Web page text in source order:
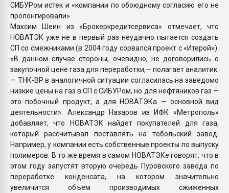
СИБУРом истек и «компании по обоюдному согласию его не
пролонгировали».
Максим Шеин из «Брокеркредитсервиса» отмечает, что
НОВАТЭК уже не в первый раз неудачно пытается создать
СП со смежниками (в 2004 году сорвался проект с «Итерой»).
«В данном случае стороны, очевидно, не договорились о
закупочной цене газа для переработки,— полагает аналитик.
— ТНК-ВР в аналогичной ситуации согласилась на заведомо
низкие цены на газ в СП с СИБУРом, но для нефтяников газ —
это побочный продукт, а для НОВАТЭКа — основной вид
деятельности». Александр Назаров из ИФК «Метрополь»
добавляет, что НОВАТЭК найдет покупателей для газа,
который рассчитывал поставлять на тобольский завод.
Например, у компании есть собственные проекты по выпуску
полимеров. В то же время в самом НОВАТЭКе говорят, что в
этом году запустят вторую очередь Пуровского завода по
переработке конденсата, на котором значительно
увеличится объем производимых сжиженных